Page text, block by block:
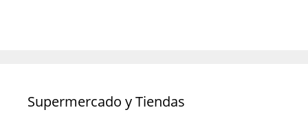
Supermercado y Tiendas